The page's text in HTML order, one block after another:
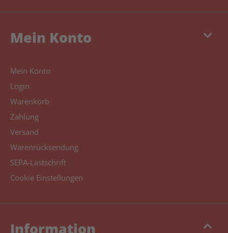
keyboard_arrow_down
Mein Konto
Mein Konto
Login
Warenkorb
Zahlung
Versand
Warenrücksendung
SEPA-Lastschrift
Cookie Einstellungen
keyboard_arrow_up
Information